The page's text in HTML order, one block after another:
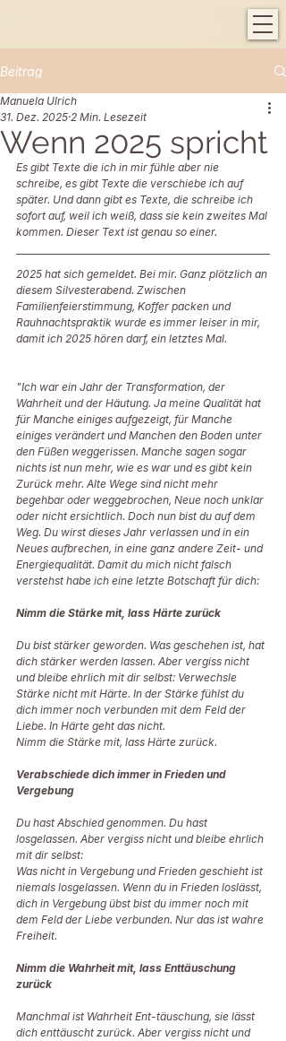
Beitrag
Wenn 2025 spricht
Manuela Ulrich
31. Dez. 2025 2 Min. Lesezeit
Es gibt Texte die ich in mir fühle aber nie
schreibe, es gibt Texte die verschiebe ich auf
später. Und dann gibt es Texte, die schreibe ich
sofort auf, weil ich weiß, dass sie kein zweites Mal
kommen. Dieser Text ist genau so einer.
2025 hat sich gemeldet. Bei mir. Ganz plötzlich an
diesem Silvesterabend. Zwischen
Familienfeierstimmung, Koffer packen und
Rauhnachtspraktik wurde es immer leiser in mir,
damit ich 2025 hören darf, ein letztes Mal.
"Ich war ein Jahr der Transformation, der
Wahrheit und der Häutung. Ja meine Qualität hat
für Manche einiges aufgezeigt, für Manche
einiges verändert und Manchen den Boden unter
den Füßen weggerissen. Manche sagen sogar
nichts ist nun mehr, wie es war und es gibt kein
Zurück mehr. Alte Wege sind nicht mehr
begehbar oder weggebrochen, Neue noch unklar
oder nicht ersichtlich. Doch nun bist du auf dem
Weg. Du wirst dieses Jahr verlassen und in ein
Neues aufbrechen, in eine ganz andere Zeit- und
Energiequalität. Damit du mich nicht falsch
verstehst habe ich eine letzte Botschaft für dich:
Nimm die Stärke mit, lass Härte zurück
Du bist stärker geworden. Was geschehen ist, hat
dich stärker werden lassen. Aber vergiss nicht
und bleibe ehrlich mit dir selbst: Verwechsle
Stärke nicht mit Härte. In der Stärke fühlst du
dich immer noch verbunden mit dem Feld der
Liebe. In Härte geht das nicht.
Nimm die Stärke mit, lass Härte zurück.
Verabschiede dich immer in Frieden und
Vergebung
Du hast Abschied genommen. Du hast
losgelassen. Aber vergiss nicht und bleibe ehrlich
mit dir selbst:
Was nicht in Vergebung und Frieden geschieht ist
niemals losgelassen. Wenn du in Frieden loslässt,
dich in Vergebung übst bist du immer noch mit
dem Feld der Liebe verbunden. Nur das ist wahre
Freiheit.
Nimm die Wahrheit mit, lass Enttäuschung
zurück
Manchmal ist Wahrheit Ent-täuschung, sie lässt
dich enttäuscht zurück. Aber vergiss nicht und